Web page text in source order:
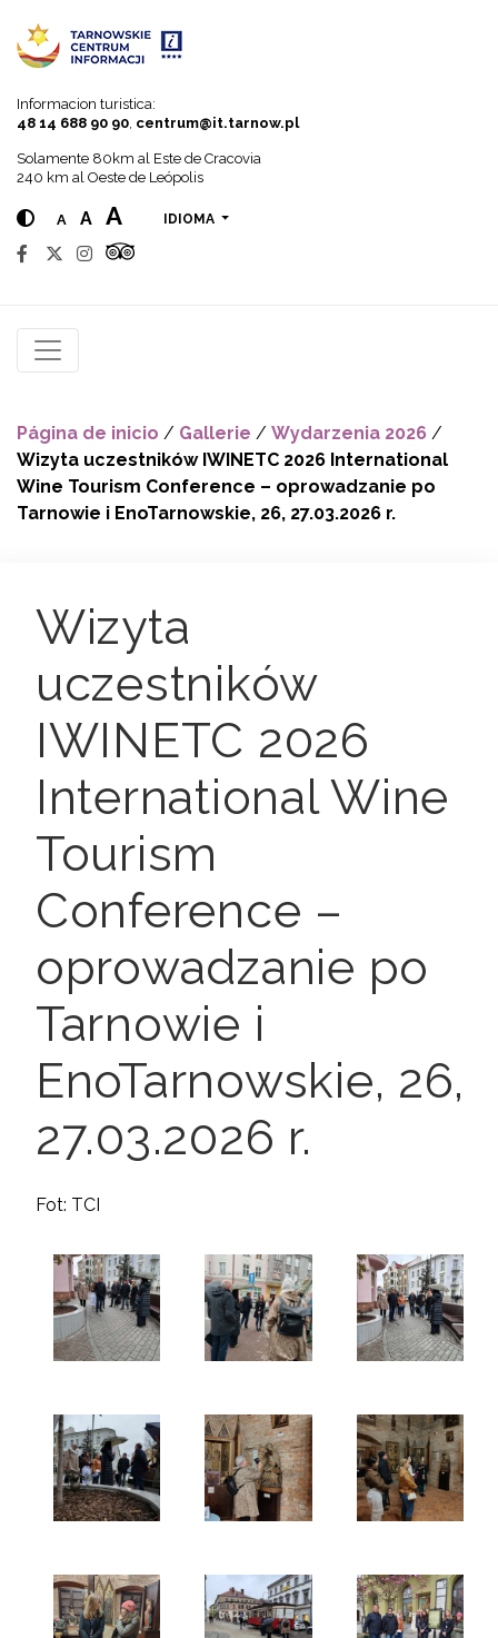
Informacion turistica:
48 14 688 90 90 centrum@it.tarnow.pl
Solamente 80km al Este de Cracovia
240 km al Oeste de Leópolis
A A A IDIOMA
Página de inicio / Gallerie / Wydarzenia 2026 /
Wizyta uczestników IWINETC 2026 International
Wine Tourism Conference – oprowadzanie po
Tarnowie i EnoTarnowskie, 26, 27.03.2026 r.
Wizyta
uczestników
IWINETC 2026
International Wine
Tourism
Conference –
oprowadzanie po
Tarnowie i
EnoTarnowskie, 26,
27.03.2026 r.
Fot: TCI